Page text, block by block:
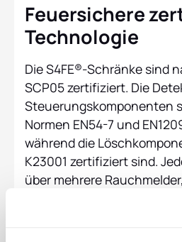
Feuersichere
Technologie
Die S4FE®-Schränke sind
SCP05 zertifiziert. Die
Steuerungskomponenten
Normen EN54-7 und
während die
K23001 zertifiziert sind.
über mehrere
automatische Aerosol-
eine direkte Verbindung